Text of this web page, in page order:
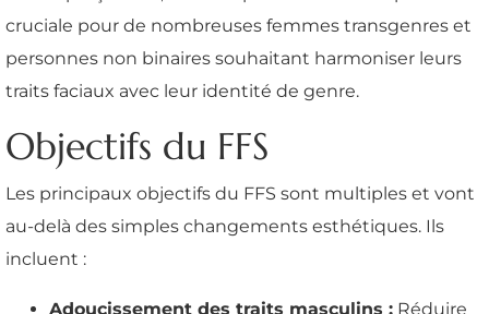
cruciale pour de nombreuses femmes transgenres et
personnes non binaires souhaitant harmoniser leurs
traits faciaux avec leur identité de genre.
Objectifs du FFS
Les principaux objectifs du FFS sont multiples et vont
au-delà des simples changements esthétiques. Ils
incluent :
Adoucissement des traits masculins : Réduire